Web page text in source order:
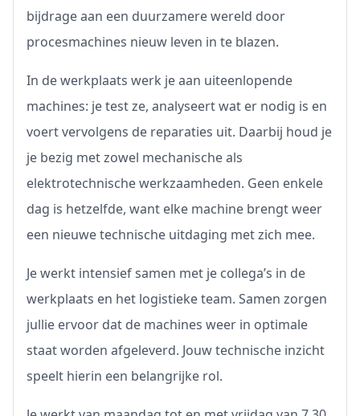
bijdrage aan een duurzamere wereld door
procesmachines nieuw leven in te blazen.
In de werkplaats werk je aan uiteenlopende
machines: je test ze, analyseert wat er nodig is en
voert vervolgens de reparaties uit. Daarbij houd je
je bezig met zowel mechanische als
elektrotechnische werkzaamheden. Geen enkele
dag is hetzelfde, want elke machine brengt weer
een nieuwe technische uitdaging met zich mee.
Je werkt intensief samen met je collega’s in de
werkplaats en het logistieke team. Samen zorgen
jullie ervoor dat de machines weer in optimale
staat worden afgeleverd. Jouw technische inzicht
speelt hierin een belangrijke rol.